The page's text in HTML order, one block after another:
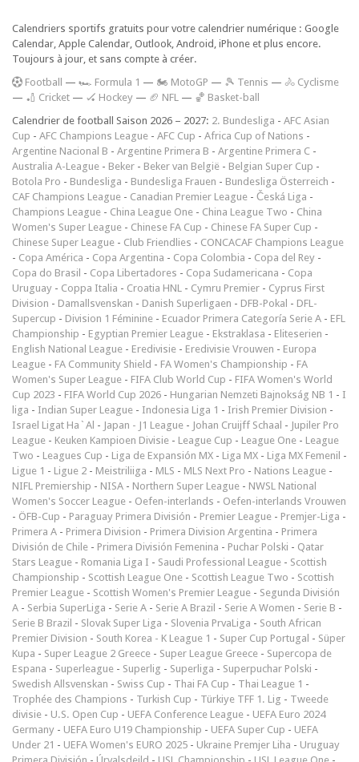
Calendriers sportifs gratuits pour votre calendrier numérique : Google
Calendar, Apple Calendar, Outlook, Android, iPhone et plus encore.
Toujours à jour, et sans compte à créer.
Football — 🏎️ Formula 1 — 🏍 MotoGP — 🎾 Tennis — 🚴 Cyclisme
— 🏏 Cricket — 🏑 Hockey — 🏈 NFL — 🏀 Basket-ball
Calendrier de football Saison 2026 – 2027: 2. Bundesliga - AFC Asian
Cup - AFC Champions League - AFC Cup - Africa Cup of Nations -
Argentine Nacional B - Argentine Primera B - Argentine Primera C -
Australia A-League - Beker - Beker van België - Belgian Super Cup -
Botola Pro - Bundesliga - Bundesliga Frauen - Bundesliga Österreich -
CAF Champions League - Canadian Premier League - Česká Liga -
Champions League - China League One - China League Two - China
Women's Super League - Chinese FA Cup - Chinese FA Super Cup -
Chinese Super League - Club Friendlies - CONCACAF Champions League
- Copa América - Copa Argentina - Copa Colombia - Copa del Rey -
Copa do Brasil - Copa Libertadores - Copa Sudamericana - Copa
Uruguay - Coppa Italia - Croatia HNL - Cymru Premier - Cyprus First
Division - Damallsvenskan - Danish Superligaen - DFB-Pokal - DFL-
Supercup - Division 1 Féminine - Ecuador Primera Categoría Serie A - EFL
Championship - Egyptian Premier League - Ekstraklasa - Eliteserien -
English National League - Eredivisie - Eredivisie Vrouwen - Europa
League - FA Community Shield - FA Women's Championship - FA
Women's Super League - FIFA Club World Cup - FIFA Women's World
Cup 2023 - FIFA World Cup 2026 - Hungarian Nemzeti Bajnokság NB 1 - I
liga - Indian Super League - Indonesia Liga 1 - Irish Premier Division -
Israel Ligat Ha`Al - Japan - J1 League - Johan Cruijff Schaal - Jupiler Pro
League - Keuken Kampioen Divisie - League Cup - League One - League
Two - Leagues Cup - Liga de Expansión MX - Liga MX - Liga MX Femenil -
Ligue 1 - Ligue 2 - Meistriliiga - MLS - MLS Next Pro - Nations League -
NIFL Premiership - NISA - Northern Super League - NWSL National
Women's Soccer League - Oefen-interlands - Oefen-interlands Vrouwen
- ÖFB-Cup - Paraguay Primera División - Premier League - Premjer-Liga -
Primera A - Primera Division - Primera Division Argentina - Primera
División de Chile - Primera División Femenina - Puchar Polski - Qatar
Stars League - Romania Liga I - Saudi Professional League - Scottish
Championship - Scottish League One - Scottish League Two - Scottish
Premier League - Scottish Women's Premier League - Segunda División
A - Serbia SuperLiga - Serie A - Serie A Brazil - Serie A Women - Serie B -
Serie B Brazil - Slovak Super Liga - Slovenia PrvaLiga - South African
Premier Division - South Korea - K League 1 - Super Cup Portugal - Süper
Kupa - Super League 2 Greece - Super League Greece - Supercopa de
Espana - Superleague - Superlig - Superliga - Superpuchar Polski -
Swedish Allsvenskan - Swiss Cup - Thai FA Cup - Thai League 1 -
Trophée des Champions - Turkish Cup - Türkiye TFF 1. Lig - Tweede
divisie - U.S. Open Cup - UEFA Conference League - UEFA Euro 2024
Germany - UEFA Euro U19 Championship - UEFA Super Cup - UEFA
Under 21 - UEFA Women's EURO 2025 - Ukraine Premjer Liha - Uruguay